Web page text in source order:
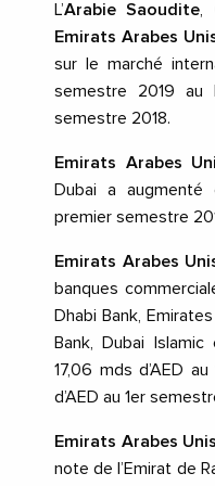
L’Arabie Saoudite
Emirats Arabes
sur le marché
semestre 2019
semestre 2018.
Emirats Arabes
Dubai a
premier semestre
Emirats Arabes
banques
Dhabi Bank,
Bank, Dubai
17,06 mds d’AED
d’AED au 1er
Emirats Arabes
note de l’Emirat de